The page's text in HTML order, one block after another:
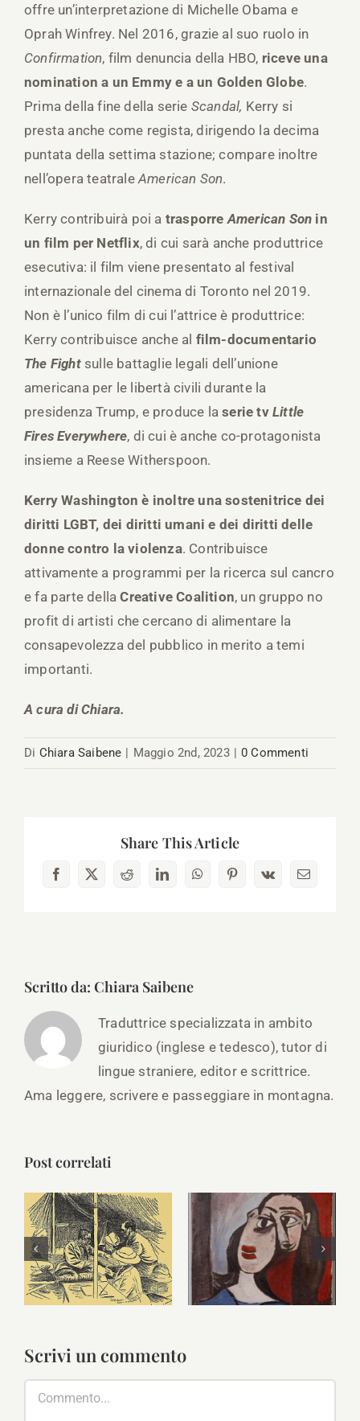
offre un’interpretazione di Michelle Obama e
Oprah Winfrey. Nel 2016, grazie al suo ruolo in
Confirmation, film denuncia della HBO, riceve una
nomination a un Emmy e a un Golden Globe.
Prima della fine della serie Scandal, Kerry si
presta anche come regista, dirigendo la decima
puntata della settima stazione; compare inoltre
nell’opera teatrale American Son.
Kerry contribuirà poi a trasporre American Son in
un film per Netflix, di cui sarà anche produttrice
esecutiva: il film viene presentato al festival
internazionale del cinema di Toronto nel 2019.
Non è l’unico film di cui l’attrice è produttrice:
Kerry contribuisce anche al film-documentario
The Fightsulle battaglie legali dell’unione
americana per le libertà civili durante la
presidenza Trump, e produce laserie tvLittle
Fires Everywhere, di cui è anche co-protagonista
insieme a Reese Witherspoon.
Kerry Washington è inoltre una sostenitrice dei
diritti LGBT, dei diritti umani e dei diritti delle
donne contro la violenza. Contribuisce
attivamente a programmi per la ricerca sul cancro
e fa parte dellaCreative Coalition, un gruppo no
profit di artisti che cercano di alimentare la
consapevolezza del pubblico in merito a temi
importanti.
A cura di Chiara.
Di Chiara Saibene | Maggio 2nd, 2023 | 0 Commenti
Share This Article
Facebook
X RedditLinkedInWhatsAppPinterest
Vk Email
Scritto da: Chiara Saibene
Traduttrice specializzata in ambito
giuridico (inglese e tedesco), tutor di
lingue straniere, editor e scrittrice.
Ama leggere, scrivere e passeggiare in montagna.
Post correlati
Delia Akeley,
grande
esploratrice e
scrittrice
americana
Dora Maar,
fotografa,
poetessa e
pittrice francese
Scrivi un commento
Commento